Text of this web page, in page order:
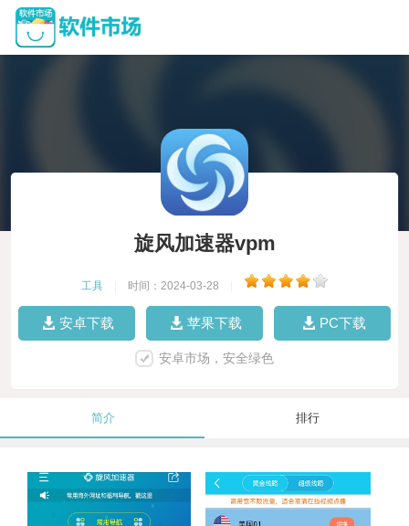
旋风加速器vpm
工具 时间：2024-03-28
安卓下载 苹果下载 PC下载
安卓市场，安全绿色
简介 排行